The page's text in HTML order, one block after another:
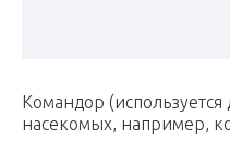
Командор
насекомых, например,